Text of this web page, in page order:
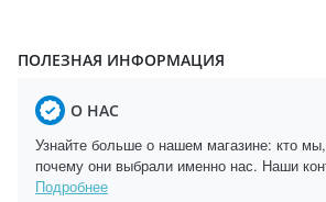
ПОЛЕЗНАЯ ИНФОРМАЦИЯ
О НАС
Узнайте больше о нашем магазине: кто
почему они выбрали именно нас. Наши
Подробнее